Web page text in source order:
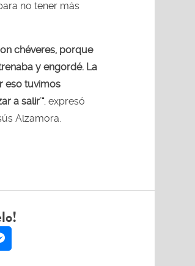
no tener más
chéveres, porque
y engordé. La
eso tuvimos
a salir'", expresó
Alzamora.